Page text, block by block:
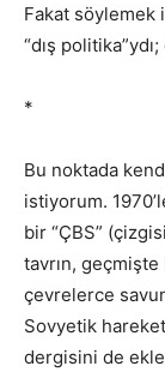
Fakat söylemek
“dış
*
Bu noktada
istiyorum.
bir “ÇBS”
tavrın,
çevrelerce
Sovyetik
dergisini de